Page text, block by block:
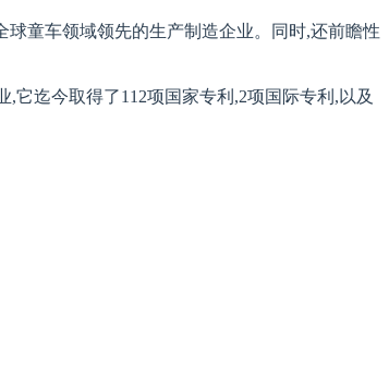
童车领域领先的生产制造企业。同时,还前瞻性
它迄今取得了112项国家专利,2项国际专利,以及